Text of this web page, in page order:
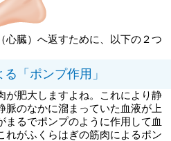
心臓）へ返すために、以下の２つ
「ポンプ作用」
が肥大しますよね。これにより静
脈のなかに溜まっていた血液が上
まるでポンプのように作用して血
れがふくらはぎの筋肉によるポン